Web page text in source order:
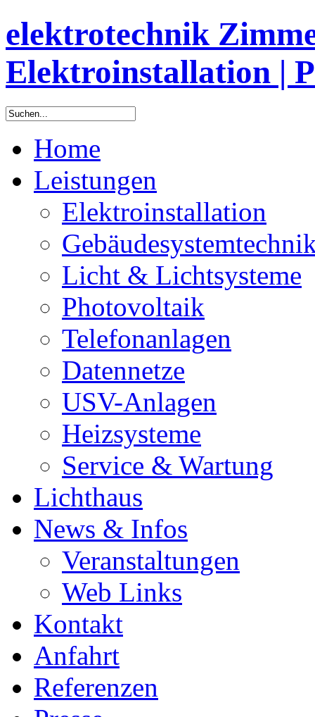
elektrotechnik
Elektroinstallation |
Home
Leistungen
Elektroinstallation
Licht & Lichtsysteme
Photovoltaik
Telefonanlagen
Datennetze
USV-Anlagen
Heizsysteme
Service & Wartung
Lichthaus
News & Infos
Veranstaltungen
Web Links
Kontakt
Anfahrt
Referenzen